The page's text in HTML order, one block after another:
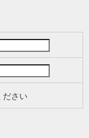
ださい